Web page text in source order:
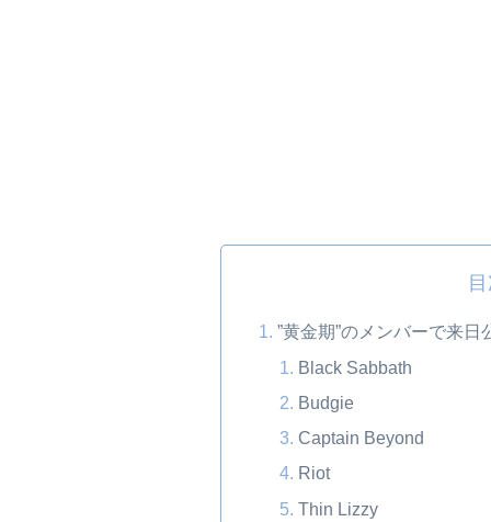
”黄金期”のメンバーで来
Black Sabbath
Budgie
Captain Beyond
Riot
Thin Lizzy